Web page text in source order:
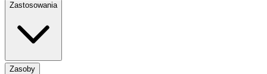
Zastosowania
Zasoby